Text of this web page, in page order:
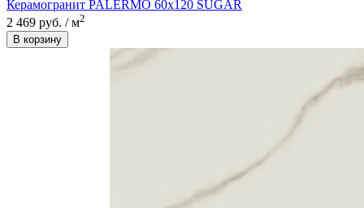
Керамогранит PALERMO 60x120 SUGAR
2 469 руб. / м2
В корзину